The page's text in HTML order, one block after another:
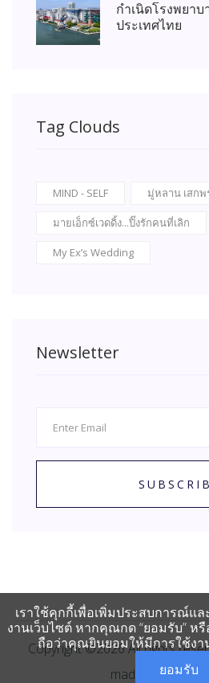
กำเนิดโรงพยา
ประเทศไทย
Tag Clouds
MIND - SELF มู่หลาน เสก
มายเอ็กซ์เวดดิ้ง...ปิ๊งรักคนที่เลิก
My Ex’s Wedding
Newsletter
Copyright ©2026All rights
made with
by
เราใช้คุกกี้เพื่อเพิ่มประสบการณ์แ
งานเว็บไซต์ หากคุณกด “ยอมรับ” ห
ถือว่าคุณยินยอมให้มีการใช้งา
ยอมรับ